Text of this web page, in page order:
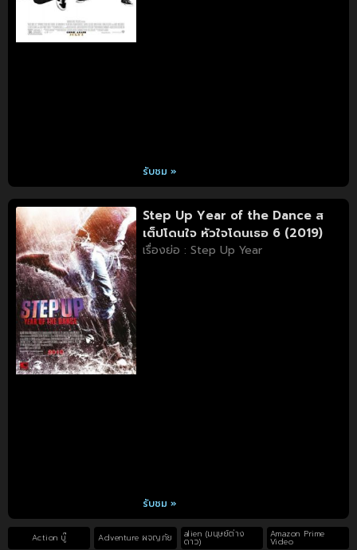
รับชม »
Step Up Year of the Dance ส
เต็ปโดนใจ หัวใจโดนเธอ 6 (2019)
เรื่องย่อ : Step Up Year
รับชม »
Action บู๊ Adventure ผจญภัย alien (มนุษย์ต่าง
ดาว)
Amazon Prime
Video